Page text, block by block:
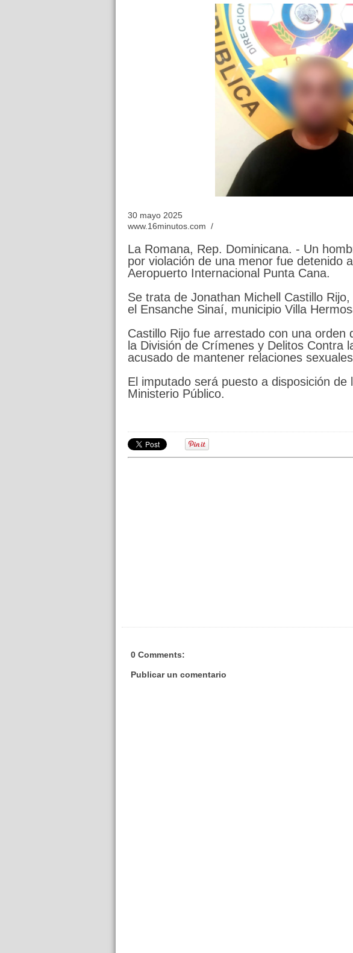
30 mayo 2025
www.16minutos.com /
La Romana, Rep. Dominicana. - Un
por violación de una menor fue detenido
Aeropuerto Internacional Punta Cana.
Se trata de Jonathan Michell Castillo
el Ensanche Sinaí, municipio Villa
Castillo Rijo fue arrestado con una orden
la División de Crímenes y Delitos Contra
acusado de mantener relaciones
El imputado será puesto a disposición de
Ministerio Público.
0 Comments:
Publicar un comentario